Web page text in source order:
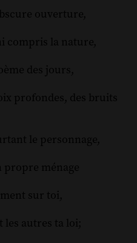
ouverture,
compris la nature,
des jours,
profondes, des bruits
le personnage,
propre ménage
sur toi,
les autres ta loi;